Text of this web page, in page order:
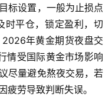
标设置，一般为止损点
时平仓，锁定盈利，切
年黄金期货夜盘交
情受国际黄金市场影响
尽量避免熬夜交易，若
疲劳导致判断失误。